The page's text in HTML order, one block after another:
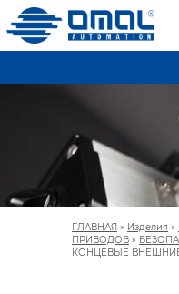
ГЛАВНАЯ » Изделия »
ПРИВОДОВ »
КОНЦЕВЫЕ